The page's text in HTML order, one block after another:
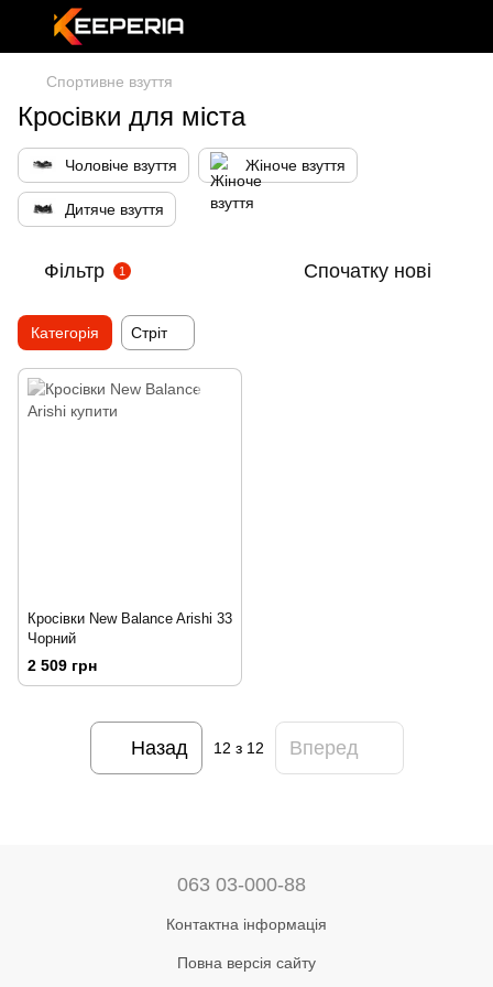
Спортивне взуття
Кросівки для міста
Чоловіче взуття Жіноче взуття
Дитяче взуття
Фільтр 1 Спочатку нові
Категорія Стріт
Кросівки New Balance Arishi 33
Чорний
2 509 грн
Назад 12 з 12 Вперед
063 03-000-88
Контактна інформація
Повна версія сайту